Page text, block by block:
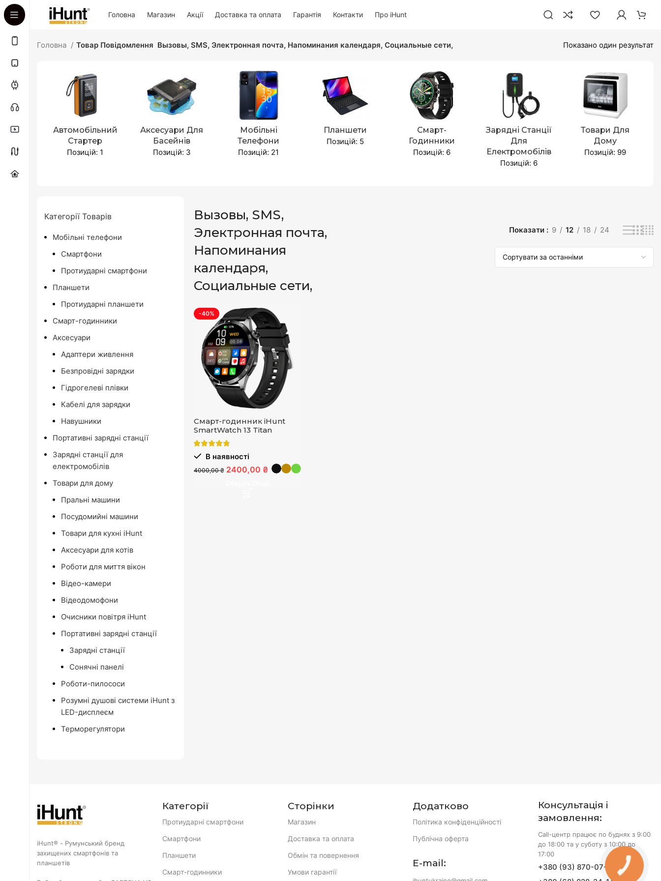
Головна Магазин Акції Доставка та оплата Гарантія Контакти Про iHunt
Головна Товар Повідомлення Вызовы, SMS, Электронная почта, Напоминания календаря, Социальные сети, Показано один результат
Автомобільний
Стартер
Позицій: 1
Аксесуари Для
Басейнів
Позицій: 3
Мобільні
Телефони
Позицій: 21
Планшети
Позицій: 5
Смарт-
Годинники
Позицій: 6
Зарядні Станції
Для
Електромобілів
Позицій: 6
Товари Для
Дому
Позицій: 99
Категорії Товарів
Мобільні телефони
Смартфони
Протиударні смартфони
Планшети
Протиударні планшети
Смарт-годинники
Аксесуари
Адаптери живлення
Безпровідні зарядки
Гідрогелеві плівки
Кабелі для зарядки
Навушники
Портативні зарядні станції
Зарядні станції для
електромобілів
Товари для дому
Пральні машини
Посудомийні машини
Товари для кухні iHunt
Аксесуари для котів
Роботи для миття вікон
Відео-камери
Відеодомофони
Очисники повітря iHunt
Портативні зарядні станції
Зарядні станції
Сонячні панелі
Роботи-пилососи
Розумні душові системи iHunt з
LED-дисплеєм
Терморегулятори
Вызовы, SMS,
Электронная почта,
Напоминания
календаря,
Социальные сети,
Показати 9 12 18 24
-40%
Смарт-годинник iHunt
SmartWatch 13 Titan
В наявності
4000,00 ₴ 2400,00 ₴
iHunt® - Румунський бренд
захищених смартфонів та
планшетів
Категорії
Протиударні смартфони
Смартфони
Планшети
Смарт-годинники
Сторінки
Магазин
Доставка та оплата
Обмін та повернення
Умови гарантії
Додатково
Політика конфіденційності
Публічна оферта
E-mail:
Консультація і
замовлення:
Call-центр працює по буднях з 9:00
до 18:00 та у суботу з 10:00 до
17:00
+380 (93) 870-07-50
КНОПКА
ЗВ'ЯЗКУ